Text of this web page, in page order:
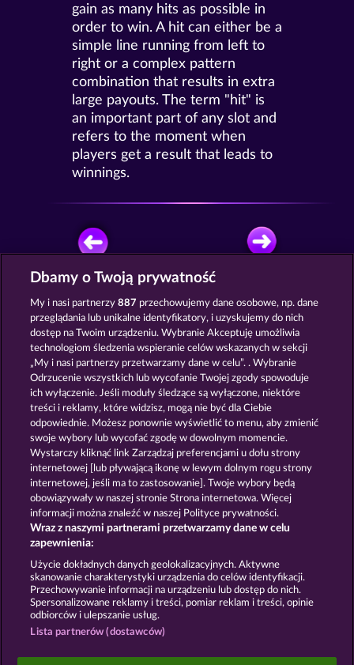
gain as many hits as possible in
order to win. A hit can either be a
simple line running from left to
right or a complex pattern
combination that results in extra
large payouts. The term "hit" is
an important part of any slot and
refers to the moment when
players get a result that leads to
winnings.
GRAJ ZA DARMO
Creatures of the Night Medusa's Lair
Atlantic Wilds Palace of Treasures
Zasady i warunki Polityka prywatności
Nota prawna
Prześlij wniosek o wypłatę
Dbamy o Twoją prywatność
My i nasi partnerzy887 przechowujemy dane osobowe, np. dane
przeglądania lub unikalne identyfikatory, i uzyskujemy do nich
dostęp na Twoim urządzeniu. Wybranie Akceptuję umożliwia
technologiom śledzenia wspieranie celów wskazanych w sekcji
„My i nasi partnerzy przetwarzamy dane w celu”. . Wybranie
Odrzucenie wszystkich lub wycofanie Twojej zgody spowoduje
ich wyłączenie. Jeśli moduły śledzące są wyłączone, niektóre
treści i reklamy, które widzisz, mogą nie być dla Ciebie
odpowiednie. Możesz ponownie wyświetlić to menu, aby zmienić
swoje wybory lub wycofać zgodę w dowolnym momencie.
Wystarczy kliknąć link Zarządzaj preferencjami u dołu strony
internetowej [lub pływającą ikonę w lewym dolnym rogu strony
internetowej, jeśli ma to zastosowanie]. Twoje wybory będą
obowiązywały w naszej stronie Strona internetowa. Więcej
informacji można znaleźć w naszej Polityce prywatności.
Wraz z naszymi partnerami przetwarzamy dane w celu
zapewnienia:
Użycie dokładnych danych geolokalizacyjnych. Aktywne
skanowanie charakterystyki urządzenia do celów identyfikacji.
Przechowywanie informacji na urządzeniu lub dostęp do nich.
Spersonalizowane reklamy i treści, pomiar reklam i treści, opinie
odbiorców i ulepszanie usług.
Lista partnerów (dostawców)